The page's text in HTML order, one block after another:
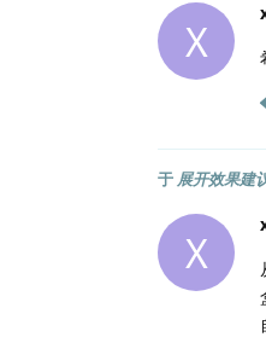
X
于 展开效果建
X